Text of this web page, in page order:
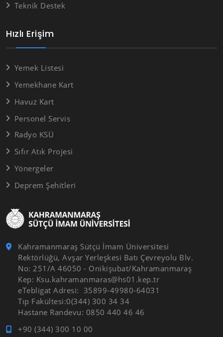
Kahramanmaraş Sütçü İmam Üniversitesi
Rektörlüğü, Avşar Yerleşkesi Batı Çevreyolu Blv.
No: 251/A 46050 - Onikişubat/Kahramanmaraş
Kep: Ksu.kahramanmaras@hs01.kep.tr
eTebligat Adresi: 35899-49980-64031
Tıp Fakültesi:0(344) 300 34 34
Hastane Randevu: 0850 440 46 46
+90 (344) 300 10 00
Hızlı Erişim
Yemek Listesi
Yemekhane Kart
Havuz Kart
Personel Servis
Radyo KSÜ
Sıfır Atık Projesi
Yönergeler
Deprem Şehitleri
Teknik Destek